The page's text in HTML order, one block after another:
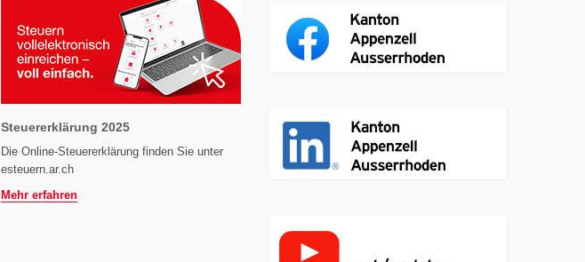
Steuererklärung 2025
Die Online-Steuererklärung finden Sie unter
esteuern.ar.ch
Mehr erfahren